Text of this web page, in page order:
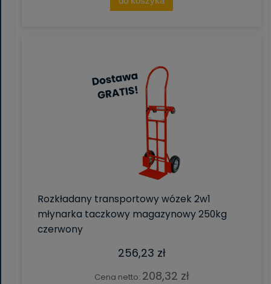
Rozkładany transportowy wózek 2w1
młynarka taczkowy magazynowy 250kg
czerwony
256,23 zł
Cena netto: 208,32 zł